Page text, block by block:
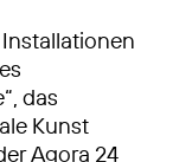
das
Kunst
Agora 24